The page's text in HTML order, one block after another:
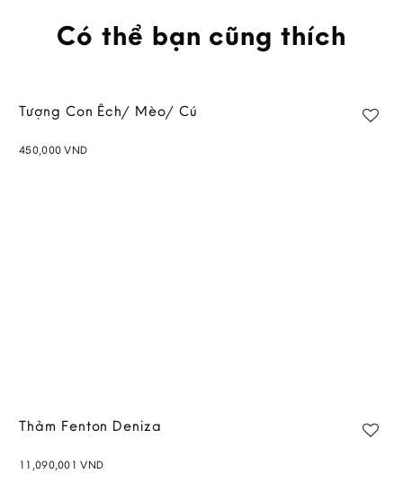
Có thể bạn cũng thích
Tượng Con Ếch/ Mèo/ Cú
450,000VND
Thảm Fenton Deniza
11,090,001VND